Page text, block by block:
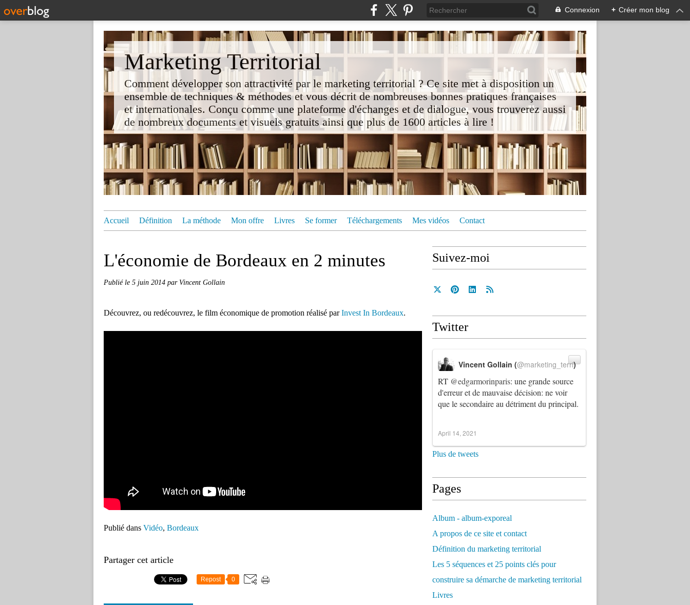
Connexion + Créer mon blog
Marketing Territorial
Comment développer son attractivité par le marketing territorial ? Ce site met à disposition un
ensemble de techniques & méthodes et vous décrit de nombreuses bonnes pratiques françaises
et internationales. Conçu comme une plateforme d'échanges et de dialogue, vous trouverez aussi
de nombreux documents et visuels gratuits ainsi que plus de 1600 articles à lire !
Accueil Définition La méthode Mon offre Livres Se former Téléchargements Mes vidéos Contact
L'économie de Bordeaux en 2 minutes
Publié le 5 juin 2014 par Vincent Gollain
Découvrez, ou redécouvrez, le film économique de promotion réalisé parInvest In Bordeaux.
Publié dans Vidéo, Bordeaux
Partager cet article
Repost 0
Suivez-moi
Twitter
RT @edgarmorinparis: une grande source
d'erreur et de mauvaise décision: ne voir
que le secondaire au détriment du principal.
Vincent Gollain (@marketing_terri)
April 14, 2021
Plus de tweets
Pages
Album - album-exporeal
A propos de ce site et contact
Définition du marketing territorial
Les 5 séquences et 25 points clés pour
construire sa démarche de marketing territorial
Livres